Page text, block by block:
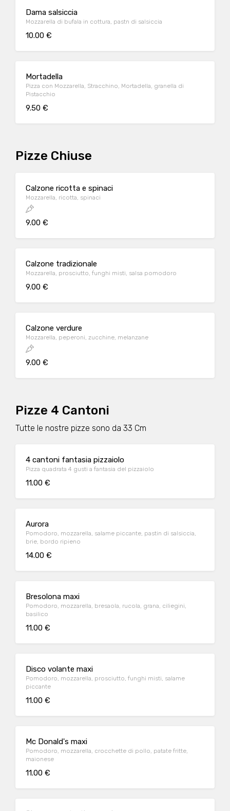
Dama salsiccia
Mozzarella di bufala in cottura, pastn di salsiccia
10.00 €
Mortadella
Pizza con Mozzarella, Stracchino, Mortadella, granella di
Pistacchio
9.50 €
Pizze Chiuse
Calzone ricotta e spinaci
Mozzarella, ricotta, spinaci
9.00 €
Calzone tradizionale
Mozzarella, prosciutto, funghi misti, salsa pomodoro
9.00 €
Calzone verdure
Mozzarella, peperoni, zucchine, melanzane
9.00 €
Pizze 4 Cantoni
Tutte le nostre pizze sono da 33 Cm
4 cantoni fantasia pizzaiolo
Pizza quadrata 4 gusti a fantasia del pizzaiolo
11.00 €
Aurora
Pomodoro, mozzarella, salame piccante, pastin di salsiccia,
brie, bordo ripieno
14.00 €
Bresolona maxi
Pomodoro, mozzarella, bresaola, rucola, grana, ciliegini,
basilico
11.00 €
Disco volante maxi
Pomodoro, mozzarella, prosciutto, funghi misti, salame
piccante
11.00 €
Mc Donald's maxi
Pomodoro, mozzarella, crocchette di pollo, patate fritte,
maionese
11.00 €